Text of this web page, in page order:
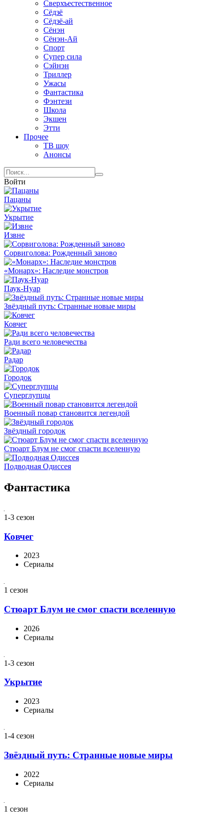
Сверхъестественное
Сёдзё
Сёдзё-ай
Сёнэн
Сёнэн-Ай
Спорт
Супер сила
Сэйнэн
Триллер
Ужасы
Фантастика
Фэнтези
Школа
Экшен
Этти
Прочее
ТВ шоу
Анонсы
Войти
Пацаны
Укрытие
Извне
Сорвиголова: Рожденный заново
«Монарх»: Наследие монстров
Паук-Нуар
Звёздный путь: Странные новые миры
Ковчег
Ради всего человечества
Радар
Городок
Суперглупцы
Военный повар становится легендой
Звёздный городок
Стюарт Блум не смог спасти вселенную
Подводная Одиссея
Фантастика
1-3 сезон
Ковчег
2023
Сериалы
1 сезон
Стюарт Блум не смог спасти вселенную
2026
Сериалы
1-3 сезон
Укрытие
2023
Сериалы
1-4 сезон
Звёздный путь: Странные новые миры
2022
Сериалы
1 сезон